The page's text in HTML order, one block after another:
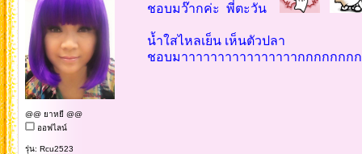
@@ ยาหยี @@
ออฟไลน์
รุ่น: Rcu2523
ชอบมว๊ากค่ะ พี่ตะวัน
น้ำใสไหลเย็น เห็นตัวปลา
ชอบมาาาาาาาาาาาาาาาากกกกกกกก